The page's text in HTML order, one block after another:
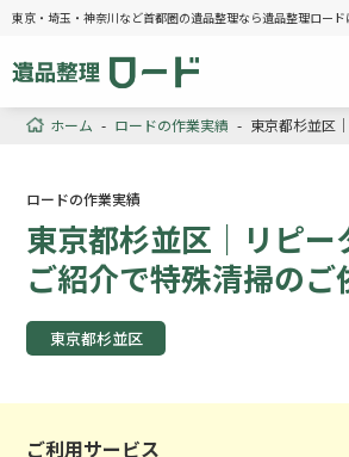
東京・埼玉・神奈川など首都圏の遺品整理なら遺品整理ロー
ホーム - ロードの作業実績 - 東京都杉並区
ロードの作業実績
東京都杉並区｜リピー
ご紹介で特殊清掃のご
東京都杉並区
ご利用サービス